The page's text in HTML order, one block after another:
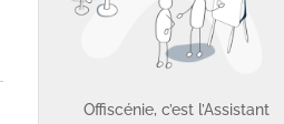
Offiscénie, c’est l’Assistant